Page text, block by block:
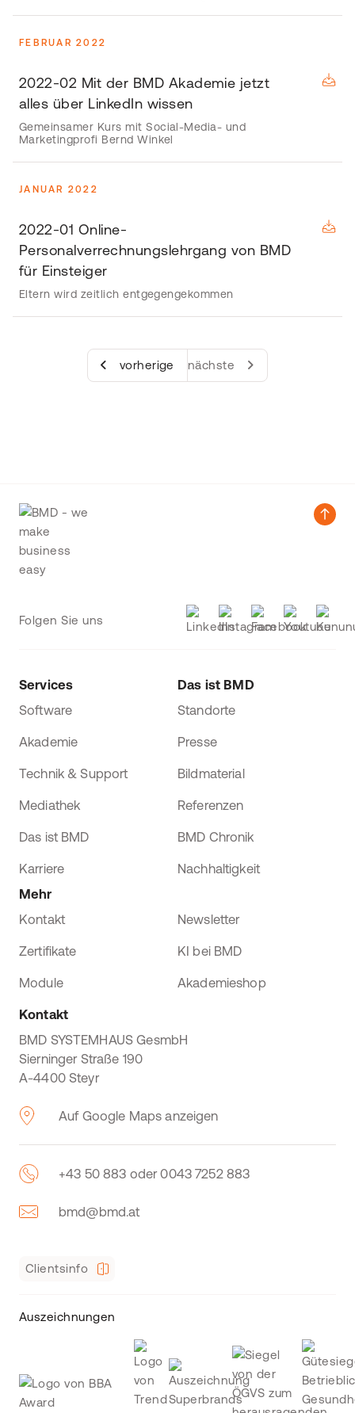
FEBRUAR 2022
2022-02 Mit der BMD Akademie jetzt
alles über LinkedIn wissen
Gemeinsamer Kurs mit Social-Media- und
Marketingprofi Bernd Winkel
JANUAR 2022
2022-01 Online-
Personalverrechnungslehrgang von BMD
für Einsteiger
Eltern wird zeitlich entgegengekommen
vorherige nächste
Folgen Sie uns
Services
Software
Akademie
Technik & Support
Mediathek
Das ist BMD
Karriere
Das ist BMD
Standorte
Presse
Bildmaterial
Referenzen
BMD Chronik
Nachhaltigkeit
Mehr
Kontakt
Newsletter
Zertifikate KI bei BMD
Module Akademieshop
Kontakt
BMD SYSTEMHAUS GesmbH
Sierninger Straße 190
A-4400 Steyr
Auf Google Maps anzeigen
+43 50 883 oder 0043 7252 883
bmd@bmd.at
Clientsinfo
Auszeichnungen